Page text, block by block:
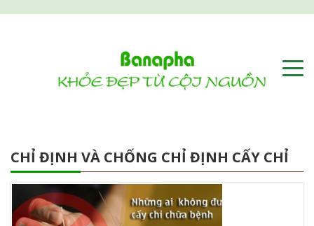
CHỈ ĐỊNH VÀ CHỐNG CHỈ ĐỊNH CẤY CHỈ